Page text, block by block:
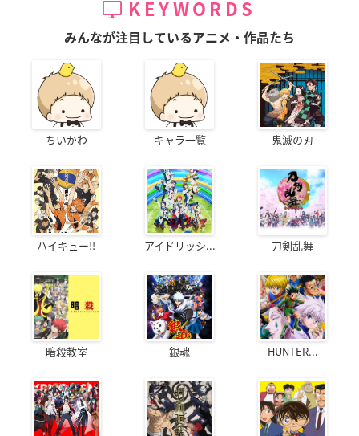
KEYWORDS
みんなが注目しているアニメ・作品たち
ちいかわ キャラ一覧 鬼滅の刃
ハイキュー!! アイドリッシ... 刀剣乱舞
暗殺教室 銀魂 HUNTER...